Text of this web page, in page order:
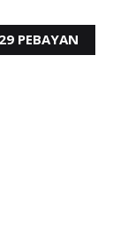
PEBAYAN